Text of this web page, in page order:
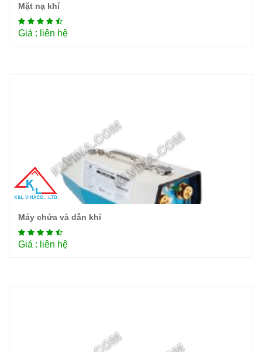
Mặt nạ khí
Giá : liên hệ
Máy chứa và dẫn khí
Giá : liên hệ